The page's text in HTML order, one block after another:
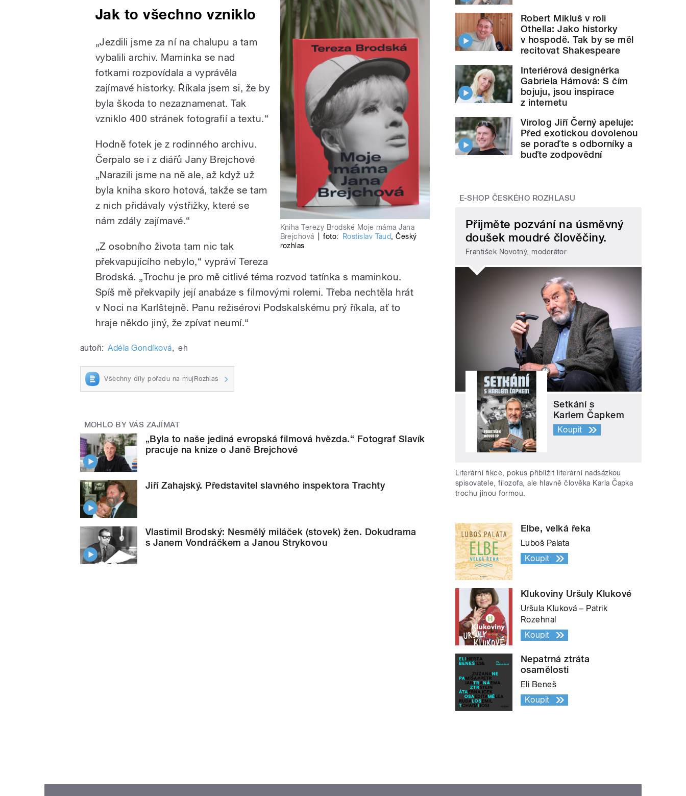
Kniha Terezy Brodské Moje máma Jana
Brejchová
foto: Rostislav Taud,Český
rozhlas
Jak to všechno vzniklo
„Jezdili jsme za ní na chalupu a tam
vybalili archiv. Maminka se nad
fotkami rozpovídala a vyprávěla
zajímavé historky. Říkala jsem si, že by
byla škoda to nezaznamenat. Tak
vzniklo 400 stránek fotografií a textu.“
Hodně fotek je z rodinného archivu.
Čerpalo se i z diářů Jany Brejchové
„Narazili jsme na ně ale, až když už
byla kniha skoro hotová, takže se tam
z nich přidávaly výstřižky, které se
nám zdály zajímavé.“
„Z osobního života tam nic tak
překvapujícího nebylo,“ vypráví Tereza
Brodská. „Trochu je pro mě citlivé téma rozvod tatínka s maminkou.
Spíš mě překvapily její anabáze s filmovými rolemi. Třeba nechtěla hrát
v Noci na Karlštejně. Panu režisérovi Podskalskému prý říkala, ať to
hraje někdo jiný, že zpívat neumí.“
autoři: Adéla Gondíková, eh
Všechny díly pořadu na mujRozhlas
MOHLO BY VÁS ZAJÍMAT
„Byla to naše jediná evropská filmová hvězda.“ Fotograf Slavík
pracuje na knize o Janě Brejchové
Jiří Zahajský. Představitel slavného inspektora Trachty
Vlastimil Brodský: Nesmělý miláček (stovek) žen. Dokudrama
s Janem Vondráčkem a Janou Strykovou
Robert Mikluš v roli
Othella: Jako historky
v hospodě. Tak by se měl
recitovat Shakespeare
Interiérová designérka
Gabriela Hámová: S čím
bojuju, jsou inspirace
z internetu
Virolog Jiří Černý apeluje:
Před exotickou dovolenou
se poraďte s odborníky a
buďte zodpovědní
E-SHOP ČESKÉHO ROZHLASU
Přijměte pozvání na úsměvný
doušek moudré člověčiny.
František Novotný, moderátor
Setkání s
Karlem Čapkem
Koupit
Literární fikce, pokus přiblížit literární nadsázkou
spisovatele, filozofa, ale hlavně člověka Karla Čapka
trochu jinou formou.
Elbe, velká řeka
Luboš Palata
Koupit
Klukoviny Uršuly Klukové
Uršula Kluková – Patrik
Rozehnal
Koupit
Nepatrná ztráta
osamělosti
Eli Beneš
Koupit